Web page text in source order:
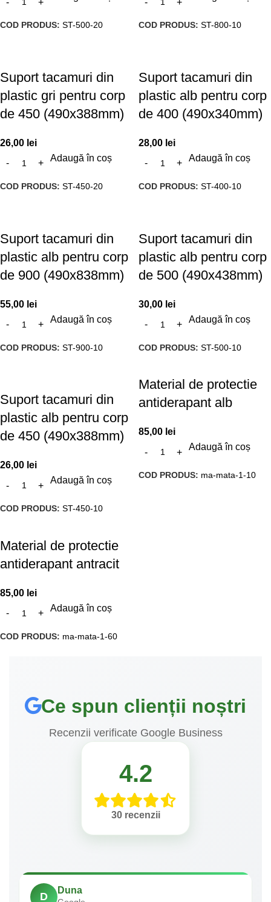
COD PRODUS: ST-500-20 COD PRODUS: ST-800-10
Suport tacamuri din
plastic gri pentru corp
de 450 (490x388mm)
26,00 lei
Adaugă în coș
COD PRODUS: ST-450-20
Suport tacamuri din
plastic alb pentru corp
de 400 (490x340mm)
28,00 lei
Adaugă în coș
COD PRODUS: ST-400-10
Suport tacamuri din
plastic alb pentru corp
de 900 (490x838mm)
55,00 lei
Adaugă în coș
COD PRODUS: ST-900-10
Suport tacamuri din
plastic alb pentru corp
de 500 (490x438mm)
30,00 lei
Adaugă în coș
COD PRODUS: ST-500-10
Suport tacamuri din
plastic alb pentru corp
de 450 (490x388mm)
26,00 lei
Adaugă în coș
COD PRODUS: ST-450-10
Material de protectie
antiderapant alb
85,00 lei
Adaugă în coș
COD PRODUS: ma-mata-1-10
Material de protectie
antiderapant antracit
85,00 lei
Adaugă în coș
COD PRODUS: ma-mata-1-60
Ce spun clienții noștri
Recenzii verificate Google Business
4.2
30 recenzii
D
Duna